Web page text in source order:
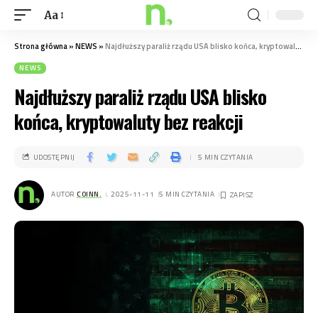
Aa
Strona główna»NEWS »Najdłuższy paraliż rządu USA blisko końca, kryptowaluty bez reakcji
NEWS
Najdłuższy paraliż rządu USA blisko
końca, kryptowaluty bez reakcji
AUTOR COINN. . 2025-11-11 5 MIN CZYTANIA
UDOSTĘPNIJ 5 MIN CZYTANIA